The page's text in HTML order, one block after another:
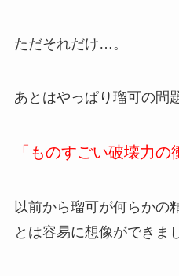
ただそれだけ…。
あとはやっぱり瑠可の問
「ものすごい破壊力の
以前から瑠可が何らかの
とは容易に想像ができま